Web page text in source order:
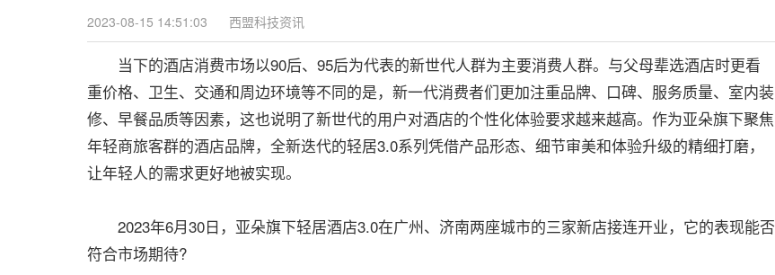
2023-08-15 14:51:03 西盟科技资讯
当下的酒店消费市场以90后、95后为代表的新世代人群为主要消费人群。与父母辈选酒店时更看
重价格、卫生、交通和周边环境等不同的是，新一代消费者们更加注重品牌、口碑、服务质量、室内装
修、早餐品质等因素，这也说明了新世代的用户对酒店的个性化体验要求越来越高。作为亚朵旗下聚焦
年轻商旅客群的酒店品牌，全新迭代的轻居3.0系列凭借产品形态、细节审美和体验升级的精细打磨，
让年轻人的需求更好地被实现。
2023年6月30日，亚朵旗下轻居酒店3.0在广州、济南两座城市的三家新店接连开业，它的表现能否
符合市场期待?